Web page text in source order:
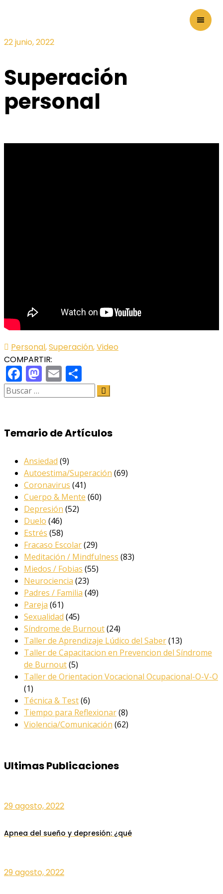
22 junio, 2022
Superación
personal
Personal,Superación,Video
COMPARTIR:
Facebook
Mastodon
Email
Temario de Artículos
Ansiedad (9)
Autoestima/Superación (69)
Coronavirus (41)
Cuerpo & Mente (60)
Depresión (52)
Duelo (46)
Estrés (58)
Fracaso Escolar(29)
Meditación / Mindfulness (83)
Miedos / Fobias (55)
Neurociencia (23)
Padres / Familia (49)
Pareja (61)
Sexualidad (45)
Síndrome de Burnout(24)
Taller de Aprendizaje Lúdico del Saber(13)
Taller de Capacitacion en Prevencion del Síndrome
de Burnout(5)
Taller de Orientacion Vocacional Ocupacional-O-V-O
(1)
Técnica & Test(6)
Tiempo para Reflexionar(8)
Violencia/Comunicación (62)
Ultimas Publicaciones
29 agosto, 2022
Apnea del sueño y depresión: ¿qué
29 agosto, 2022